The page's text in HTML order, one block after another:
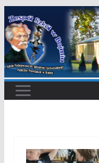
Przejdź
do
treści